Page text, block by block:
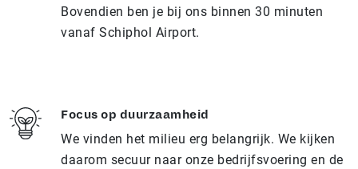
Bovendien ben je bij ons binnen 30 minuten
vanaf Schiphol Airport.
Focus op duurzaamheid
We vinden het milieu erg belangrijk. We kijken
daarom secuur naar onze bedrijfsvoering en de